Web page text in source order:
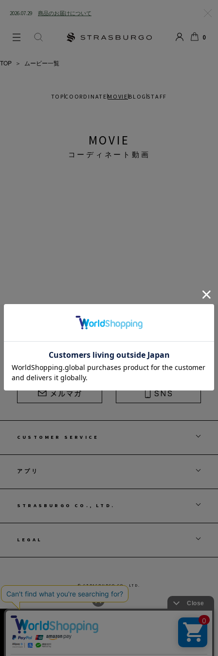
2026.07.29 商品のお届けについて
る
0
TOP ＞ ムービー一覧
TOP COORDINATE MOVIE BLOG STAFF
MOVIE
コーディネート動画
CUSTOMER SERVICE
アプリ
STRASBURGO CO., LTD.
LEGAL
© STRASBURGO CO., LTD.